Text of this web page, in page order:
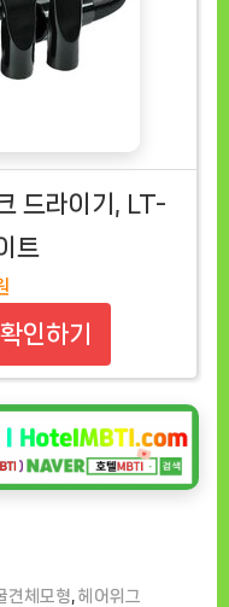
드라이기, LT-
트
인하기
견체모형 ,헤어위그